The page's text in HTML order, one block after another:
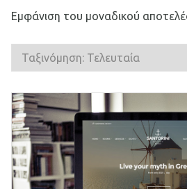
Εμφάνιση του μοναδικού